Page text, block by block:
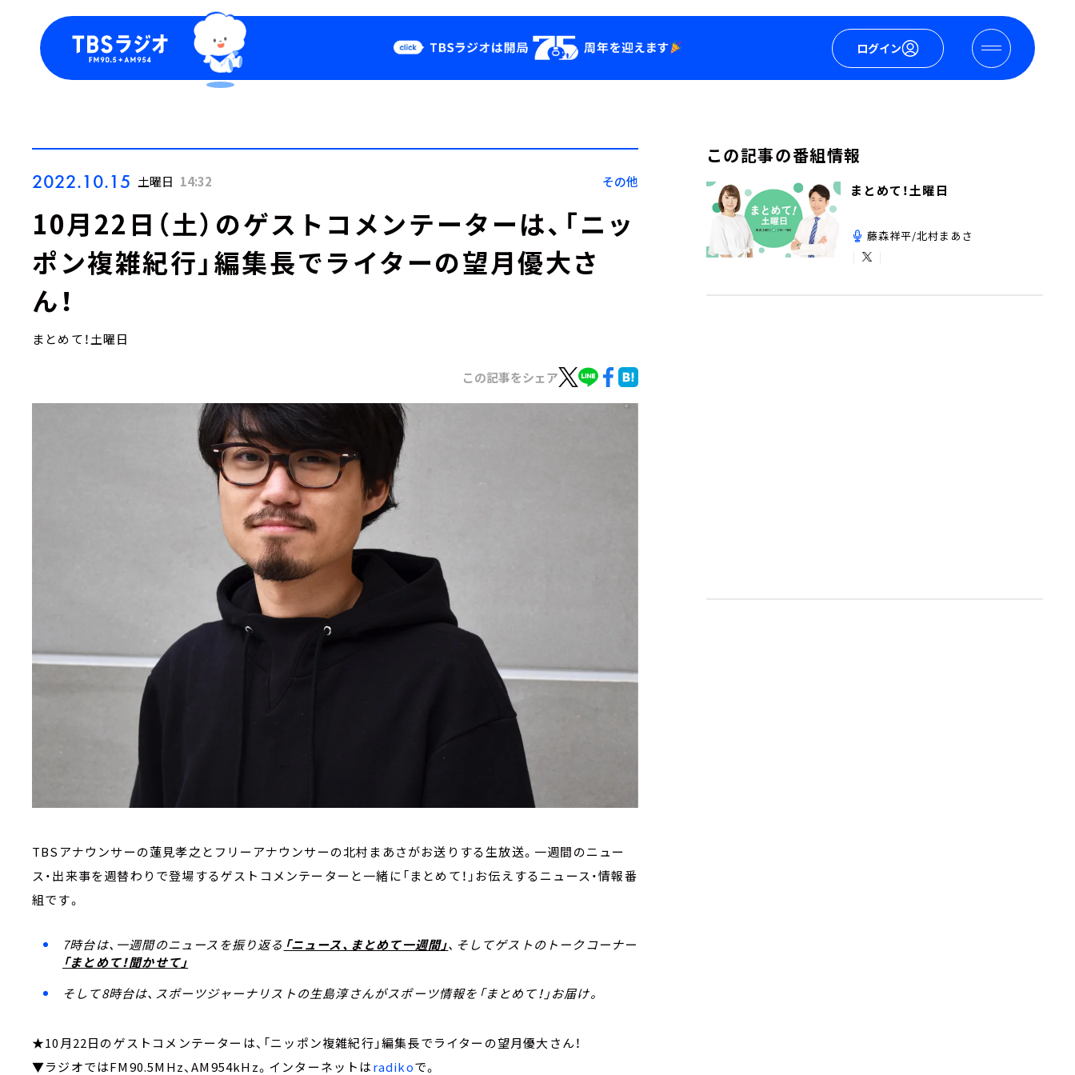
ログイン
Podcast
YouTube
2022.10.15 土曜日 14:32 その他
10月22日（土）のゲストコメンテーターは、「ニッ
ポン複雑紀行」編集長でライターの望月優大さ
ん！
まとめて！土曜日
この記事をシェア
TBSアナウンサーの蓮見孝之とフリーアナウンサーの北村まあさがお送りする生放送。一週間のニュー
ス・出来事を週替わりで登場するゲストコメンテーターと一緒に「まとめて！」お伝えするニュース・情報番
組です。
7時台は、一週間のニュースを振り返る 「ニュース、まとめて一週間」、そしてゲストのトークコーナー
「まとめて！聞かせて」
そして8時台は、スポーツジャーナリストの生島淳さんがスポーツ情報を「まとめて！」お届け。
★10月22日のゲストコメンテーターは、「ニッポン複雑紀行」編集長でライターの望月優大さん！
▼ラジオではFM90.5MHz、AM954kHz。インターネットはradikoで。
この記事の番組情報
まとめて！土曜日
藤森祥平/北村まあさ